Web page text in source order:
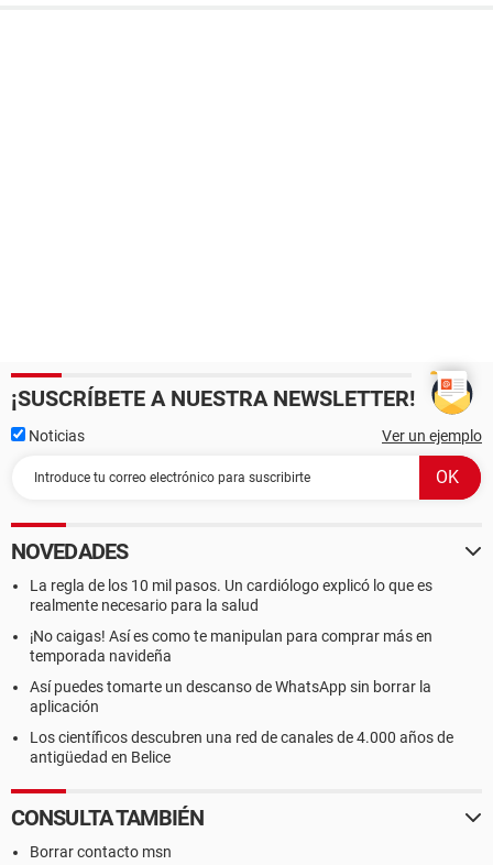
¡SUSCRÍBETE A NUESTRA NEWSLETTER!
Noticias Ver un ejemplo
NOVEDADES
La regla de los 10 mil pasos. Un cardiólogo explicó lo que es
realmente necesario para la salud
¡No caigas! Así es como te manipulan para comprar más en
temporada navideña
Así puedes tomarte un descanso de WhatsApp sin borrar la
aplicación
Los científicos descubren una red de canales de 4.000 años de
antigüedad en Belice
CONSULTA TAMBIÉN
Borrar contacto msn